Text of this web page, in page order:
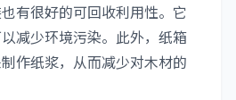
很好的可回收利用性。它
减少环境污染。此外，纸箱
作纸浆，从而减少对木材的